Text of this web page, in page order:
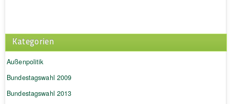
Kategorien
Außenpolitik
Bundestagswahl 2009
Bundestagswahl 2013